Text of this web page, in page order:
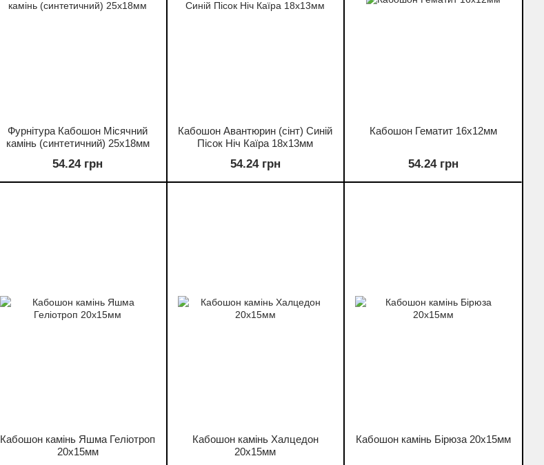
Фурнітура Кабошон Місячний
камінь (синтетичний) 25х18мм
54.24 грн
Кабошон Авантюрин (сінт) Синій
Пісок Ніч Каїра 18х13мм
54.24 грн
Кабошон Гематит 16х12мм
54.24 грн
Кабошон камінь Яшма Геліотроп
20х15мм
Кабошон камінь Халцедон
20х15мм
Кабошон камінь Бірюза 20х15мм